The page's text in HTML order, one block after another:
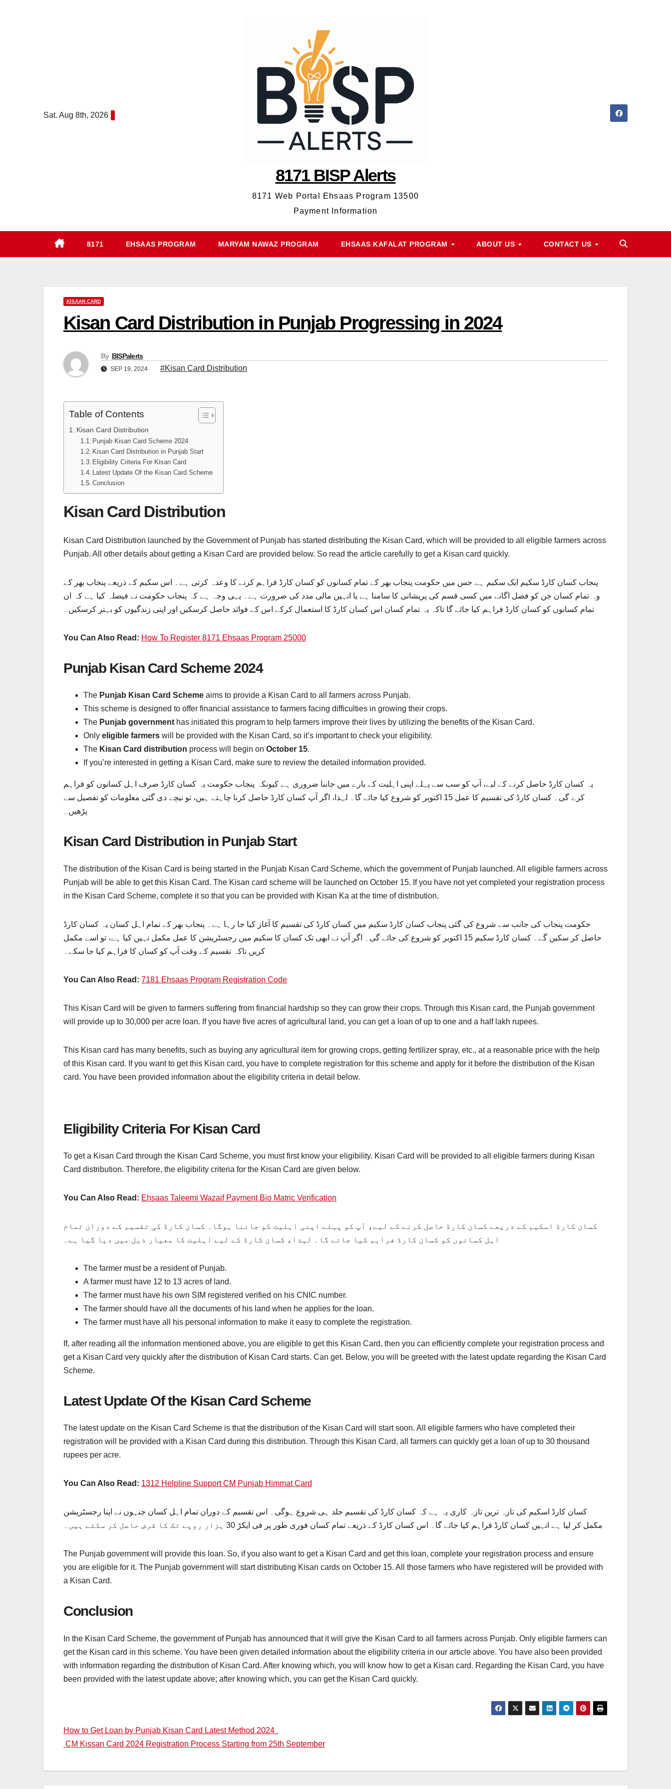
Sat. Aug 8th, 2026
8171 BISP Alerts
8171 Web Portal Ehsaas Program 13500
Payment Information
8171 EHSAAS PROGRAM MARYAM NAWAZ PROGRAM EHSAAS KAFALAT PROGRAM ABOUT US CONTACT US
KISAAN CARD
Kisan Card Distribution in Punjab Progressing in 2024
By BISPalerts
SEP 19, 2024 #Kisan Card Distribution
Table of Contents
Kisan Card Distribution
Punjab Kisan Card Scheme 2024
Kisan Card Distribution in Punjab Start
Eligibility Criteria For Kisan Card
Latest Update Of the Kisan Card Scheme
Conclusion
Kisan Card Distribution
Kisan Card Distribution launched by the Government of Punjab has started distributing the Kisan Card, which will be provided to all eligible farmers across
Punjab. All other details about getting a Kisan Card are provided below. So read the article carefully to get a Kisan card quickly.
پنجاب کسان کارڈ سکیم ایک سکیم ہے جس میں حکومت پنجاب بھر کے تمام کسانوں کو کسان کارڈ فراہم کرنے کا وعدہ کرتی ہے۔ اس سکیم کے ذریعے پنجاب بھر کے
وہ تمام کسان جن کو فصل اگانے میں کسی قسم کی پریشانی کا سامنا ہے یا انہیں مالی مدد کی ضرورت ہے۔ یہی وجہ ہے کہ پنجاب حکومت نے فیصلہ کیا ہے کہ ان
تمام کسانوں کو کسان کارڈ فراہم کیا جائے گا تاکہ یہ تمام کسان اس کسان کارڈ کا استعمال کرکے اس کے فوائد حاصل کرسکیں اور اپنی زندگیوں کو بہتر کرسکیں۔
You Can Also Read: How To Register 8171 Ehsaas Program 25000
Punjab Kisan Card Scheme 2024
The Punjab Kisan Card Scheme aims to provide a Kisan Card to all farmers across Punjab.
This scheme is designed to offer financial assistance to farmers facing difficulties in growing their crops.
The Punjab government has initiated this program to help farmers improve their lives by utilizing the benefits of the Kisan Card.
Only eligible farmers will be provided with the Kisan Card, so it’s important to check your eligibility.
The Kisan Card distribution process will begin on October 15.
If you’re interested in getting a Kisan Card, make sure to review the detailed information provided.
یہ کسان کارڈ حاصل کرنے کے لیے، آپ کو سب سے پہلے اپنی اہلیت کے بارے میں جاننا ضروری ہے کیونکہ پنجاب حکومت یہ کسان کارڈ صرف اہل کسانوں کو فراہم
کرے گی۔ کسان کارڈ کی تقسیم کا عمل 15 اکتوبر کو شروع کیا جائے گا۔ لہذا، اگر آپ کسان کارڈ حاصل کرنا چاہتے ہیں، تو نیچے دی گئی معلومات کو تفصیل سے
پڑھیں۔
Kisan Card Distribution in Punjab Start
The distribution of the Kisan Card is being started in the Punjab Kisan Card Scheme, which the government of Punjab launched. All eligible farmers across
Punjab will be able to get this Kisan Card. The Kisan card scheme will be launched on October 15. If you have not yet completed your registration process
in the Kisan Card Scheme, complete it so that you can be provided with Kisan Ka at the time of distribution.
حکومت پنجاب کی جانب سے شروع کی گئی پنجاب کسان کارڈ سکیم میں کسان کارڈ کی تقسیم کا آغاز کیا جا رہا ہے۔ پنجاب بھر کے تمام اہل کسان یہ کسان کارڈ
حاصل کر سکیں گے۔ کسان کارڈ سکیم 15 اکتوبر کو شروع کی جائے گی۔ اگر آپ نے ابھی تک کسان کا سکیم میں رجسٹریشن کا عمل مکمل نہیں کیا ہے، تو اسے مکمل
کریں تاکہ تقسیم کے وقت آپ کو کسان کا فراہم کیا جا سکے۔
You Can Also Read: 7181 Ehsaas Program Registration Code
This Kisan Card will be given to farmers suffering from financial hardship so they can grow their crops. Through this Kisan card, the Punjab government
will provide up to 30,000 per acre loan. If you have five acres of agricultural land, you can get a loan of up to one and a half lakh rupees.
This Kisan card has many benefits, such as buying any agricultural item for growing crops, getting fertilizer spray, etc., at a reasonable price with the help
of this Kisan card. If you want to get this Kisan card, you have to complete registration for this scheme and apply for it before the distribution of the Kisan
card. You have been provided information about the eligibility criteria in detail below.
Eligibility Criteria For Kisan Card
To get a Kisan Card through the Kisan Card Scheme, you must first know your eligibility. Kisan Card will be provided to all eligible farmers during Kisan
Card distribution. Therefore, the eligibility criteria for the Kisan Card are given below.
You Can Also Read: Ehsaas Taleemi Wazaif Payment Bio Matric Verification
کسان کارڈ اسکیم کے ذریعے کسان کارڈ حاصل کرنے کے لیے، آپ کو پہلے اپنی اہلیت کو جاننا ہوگا۔ کسان کارڈ کی تقسیم کے دوران تمام
اہل کسانوں کو کسان کارڈ فراہم کیا جائے گا۔ لہذا، کسان کارڈ کے لیے اہلیت کا معیار ذیل میں دیا گیا ہے۔
The farmer must be a resident of Punjab.
A farmer must have 12 to 13 acres of land.
The farmer must have his own SIM registered verified on his CNIC number.
The farmer should have all the documents of his land when he applies for the loan.
The farmer must have all his personal information to make it easy to complete the registration.
If, after reading all the information mentioned above, you are eligible to get this Kisan Card, then you can efficiently complete your registration process and
get a Kisan Card very quickly after the distribution of Kisan Card starts. Can get. Below, you will be greeted with the latest update regarding the Kisan Card
Scheme.
Latest Update Of the Kisan Card Scheme
The latest update on the Kisan Card Scheme is that the distribution of the Kisan Card will start soon. All eligible farmers who have completed their
registration will be provided with a Kisan Card during this distribution. Through this Kisan Card, all farmers can quickly get a loan of up to 30 thousand
rupees per acre.
You Can Also Read: 1312 Helpline Support CM Punjab Himmat Card
کسان کارڈ اسکیم کی تازہ ترین تازہ کاری یہ ہے کہ کسان کارڈ کی تقسیم جلد ہی شروع ہوگی۔ اس تقسیم کے دوران تمام اہل کسان جنہوں نے اپنا رجسٹریشن
مکمل کر لیا ہے انہیں کسان کارڈ فراہم کیا جائے گا۔ اس کسان کارڈ کے ذریعے تمام کسان فوری طور پر فی ایکڑ 30 ہزار روپے تک کا قرض حاصل کر سکتے ہیں۔
The Punjab government will provide this loan. So, if you also want to get a Kisan Card and get this loan, complete your registration process and ensure
you are eligible for it. The Punjab government will start distributing Kisan cards on October 15. All those farmers who have registered will be provided with
a Kisan Card.
Conclusion
In the Kisan Card Scheme, the government of Punjab has announced that it will give the Kisan Card to all farmers across Punjab. Only eligible farmers can
get the Kisan card in this scheme. You have been given detailed information about the eligibility criteria in our article above. You have also been provided
with information regarding the distribution of Kisan Card. After knowing which, you will know how to get a Kisan card. Regarding the Kisan Card, you have
been provided with the latest update above; after knowing which, you can get the Kisan Card quickly.
Post
navigation
How to Get Loan by Punjab Kisan Card Latest Method 2024
CM Kissan Card 2024 Registration Process Starting from 25th September